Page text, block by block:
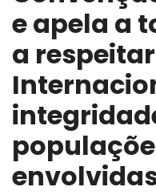
e apela a
a